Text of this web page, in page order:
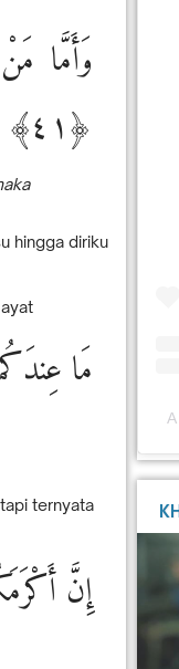
﴿٤١﴾
hingga diriku
مَا
ternyata
إِنَّ